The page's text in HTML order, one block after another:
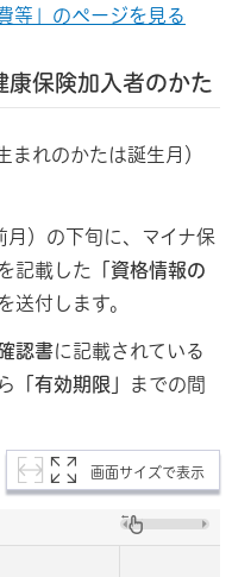
等」のページを見る
保険加入者のかた
れのかたは誕生月）
）の下旬に、マイナ保
記載した
「資格情報の
送付します。
認書に記載されている
「有効期限」
までの間
画面サイズで表示